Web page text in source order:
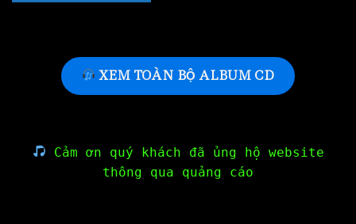
XEM TOÀN BỘ ALBUM CD
Cảm ơn quý khách đã ủng hộ website
thông qua quảng cáo